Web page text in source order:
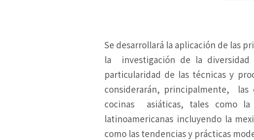
Se desarrollará la aplicación de las
la investigación de la
particularidad de las técnicas y
considerarán, principalmente, las
cocinas asiáticas, tales como
latinoamericanas incluyendo la
como las tendencias y prácticas